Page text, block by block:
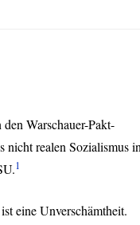
Warschauer-Pakt-
nicht realen Sozialismus
.1
eine Unverschämtheit.